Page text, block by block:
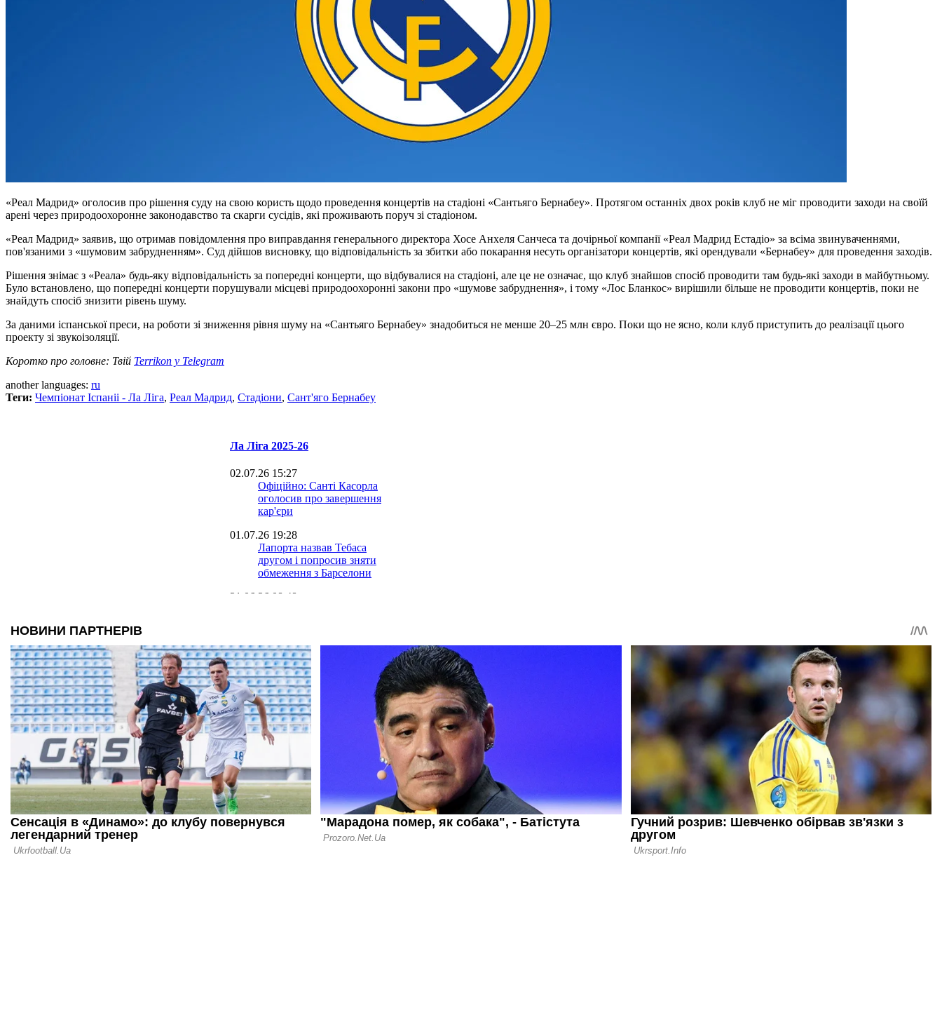
«Реал Мадрид» оголосив про рішення суду на свою користь щодо проведення концертів на стадіоні «Сантьяго Бернабеу». Протягом останніх двох років клуб не міг проводити заходи на своїй
арені через природоохоронне законодавство та скарги сусідів, які проживають поруч зі стадіоном.
«Реал Мадрид» заявив, що отримав повідомлення про виправдання генерального директора Хосе Анхеля Санчеса та дочірньої компанії «Реал Мадрид Естадіо» за всіма звинуваченнями,
пов'язаними з «шумовим забрудненням». Суд дійшов висновку, що відповідальність за збитки або покарання несуть організатори концертів, які орендували «Бернабеу» для проведення заходів.
Рішення знімає з «Реала» будь-яку відповідальність за попередні концерти, що відбувалися на стадіоні, але це не означає, що клуб знайшов спосіб проводити там будь-які заходи в майбутньому.
Було встановлено, що попередні концерти порушували місцеві природоохоронні закони про «шумове забруднення», і тому «Лос Бланкос» вирішили більше не проводити концертів, поки не
знайдуть спосіб знизити рівень шуму.
За даними іспанської преси, на роботи зі зниження рівня шуму на «Сантьяго Бернабеу» знадобиться не менше 20–25 млн євро. Поки що не ясно, коли клуб приступить до реалізації цього
проекту зі звукоізоляції.
Коротко про головне: Твій Terrikon у Telegram
another languages: ru
Теги: Чемпіонат Іспаніі - Ла Ліга, Реал Мадрид, Стадiони, Сант'яго Бернабеу
Ла Ліга 2025-26
02.07.26 15:27
Офіційно: Санті Касорла
оголосив про завершення
кар'єри
01.07.26 19:28
Лапорта назвав Тебаса
другом і попросив зняти
обмеження з Барселони
21.06.26 08:48
15.06.26 18:31
Гравець Севільї отримав 8
років ув'язнення за
зґвалтування
08.06.26 09:45
Малага зробила великий
крок до повернення до Ла